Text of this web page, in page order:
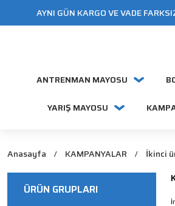
AYNI GÜN KARGO VE VADE
ANTRENMAN MAYOSU
YARIŞ MAYOSU
Anasayfa KAMPANYALAR İkinci
ÜRÜN GRUPLARI